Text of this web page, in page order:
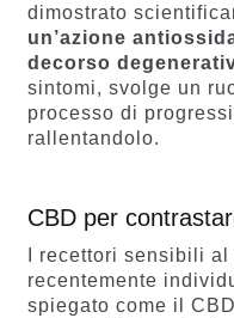
dimostrato
un’azione
decorso
sintomi, svolge un
processo di
rallentandolo.
CBD per
I recettori sensibili
recentemente
spiegato come il